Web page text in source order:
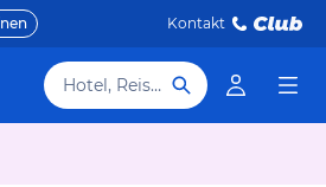
Kontakt
Hotel, Reiseziel